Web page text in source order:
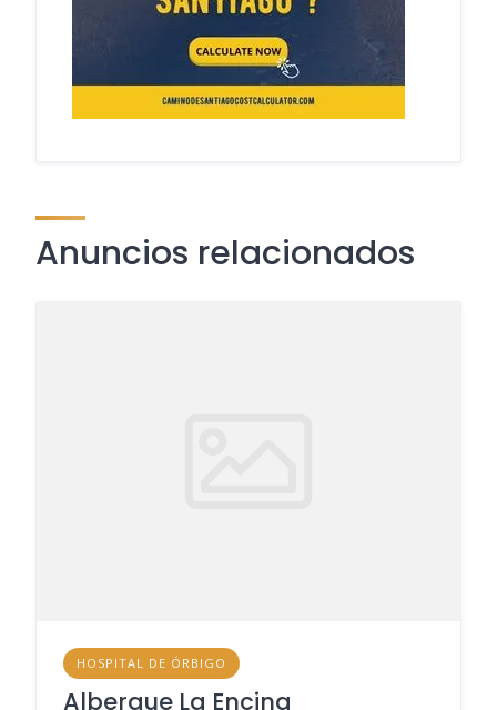
Anuncios relacionados
HOSPITAL DE ÓRBIGO
Albergue La Encina